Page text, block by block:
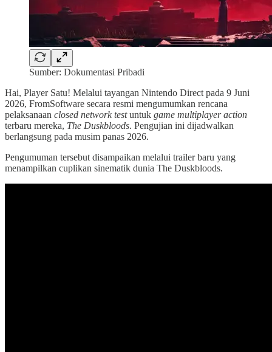
Sumber: Dokumentasi Pribadi
Hai, Player Satu! Melalui tayangan Nintendo Direct pada 9 Juni
2026, FromSoftware secara resmi mengumumkan rencana
pelaksanaan closed network testuntuk game multiplayer action
terbaru mereka, The Duskbloods. Pengujian ini dijadwalkan
berlangsung pada musim panas 2026.
Pengumuman tersebut disampaikan melalui trailer baru yang
menampilkan cuplikan sinematik dunia The Duskbloods.